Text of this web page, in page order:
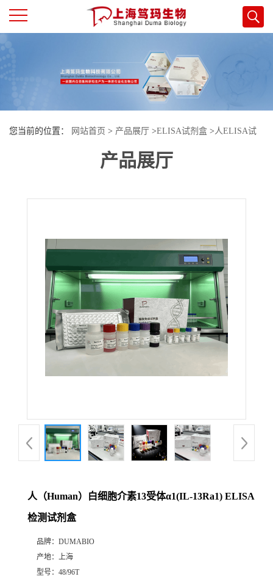
页
司
品
您当前的位置： 网站首页 > 产品展厅 >ELISA试剂盒 >人ELISA试
人（Human）白细胞介素13受体α1(IL-13Ra1) ELISA检测试剂
产品展厅
人（Human）白细胞介素13受体α1(IL-13Ra1) ELISA
检测试剂盒
品牌： DUMABIO
产地： 上海
型号： 48/96T